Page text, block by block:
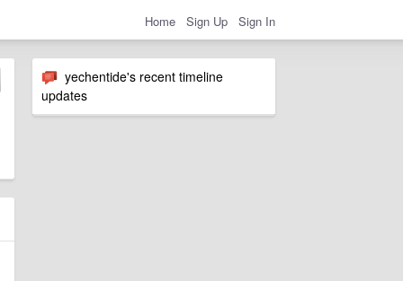
Home Sign Up Sign In
yechentide's recent timeline
updates